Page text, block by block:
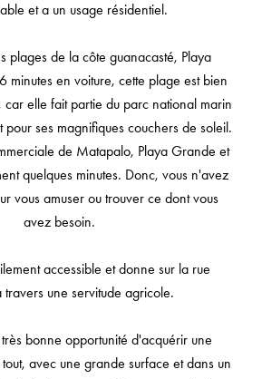
et a un usage résidentiel.
plages de la côte guanacasté, Playa
minutes en voiture, cette plage est bien
car elle fait partie du parc national marin
pour ses magnifiques couchers de soleil.
de Matapalo, Playa Grande et
quelques minutes. Donc, vous n'avez
vous amuser ou trouver ce dont vous
avez besoin.
accessible et donne sur la rue
travers une servitude agricole.
bonne opportunité d'acquérir une
avec une grande surface et dans un